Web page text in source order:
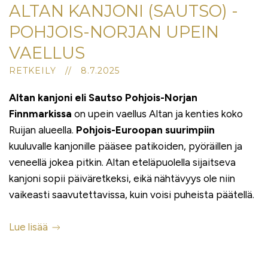
ALTAN KANJONI (SAUTSO) -
POHJOIS-NORJAN UPEIN
VAELLUS
RETKEILY // 8.7.2025
Altan kanjoni eli Sautso Pohjois-Norjan
Finnmarkissa on upein vaellus Altan ja kenties koko
Ruijan alueella. Pohjois-Euroopan suurimpiin
kuuluvalle kanjonille pääsee patikoiden, pyöräillen ja
veneellä jokea pitkin. Altan eteläpuolella sijaitseva
kanjoni sopii päiväretkeksi, eikä nähtävyys ole niin
vaikeasti saavutettavissa, kuin voisi puheista päätellä.
Lue lisää